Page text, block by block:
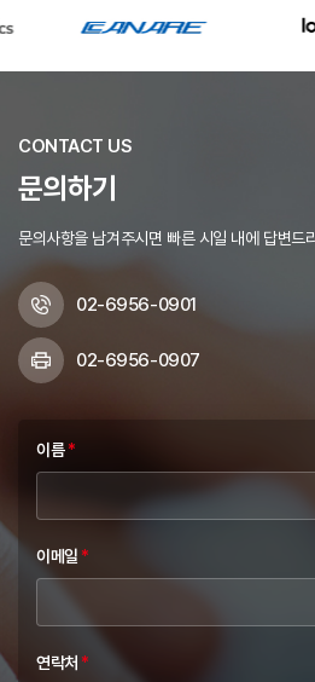
CONTACT US
문의하기
문의사항을 남겨주시면 빠른 시일 내에 답변드
02-6956-0901
02-6956-0907
이름*
이메일 *
연락처 *